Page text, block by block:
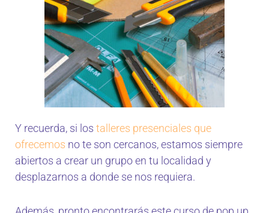
Y recuerda, si los talleres presenciales que
ofrecemos no te son cercanos, estamos siempre
abiertos a crear un grupo en tu localidad y
desplazarnos a donde se nos requiera.